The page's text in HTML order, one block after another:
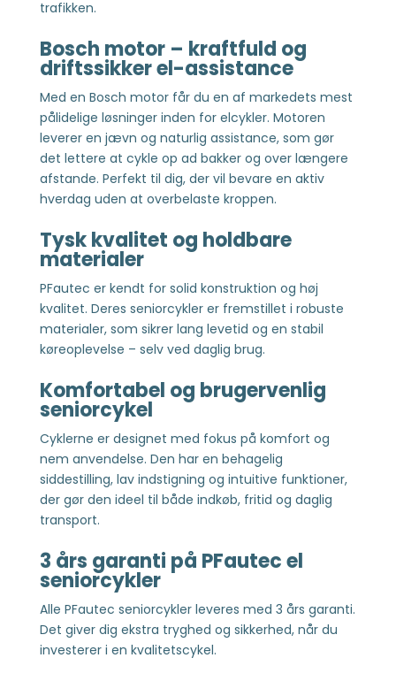
trafikken.
Bosch motor – kraftfuld og
driftssikker el-assistance
Med en Bosch motor får du en af markedets mest
pålidelige løsninger inden for elcykler. Motoren
leverer en jævn og naturlig assistance, som gør
det lettere at cykle op ad bakker og over længere
afstande. Perfekt til dig, der vil bevare en aktiv
hverdag uden at overbelaste kroppen.
Tysk kvalitet og holdbare
materialer
PFautec er kendt for solid konstruktion og høj
kvalitet. Deres seniorcykler er fremstillet i robuste
materialer, som sikrer lang levetid og en stabil
køreoplevelse – selv ved daglig brug.
Komfortabel og brugervenlig
seniorcykel
Cyklerne er designet med fokus på komfort og
nem anvendelse. Den har en behagelig
siddestilling, lav indstigning og intuitive funktioner,
der gør den ideel til både indkøb, fritid og daglig
transport.
3 års garanti på PFautec el
seniorcykler
Alle PFautec seniorcykler leveres med 3 års garanti.
Det giver dig ekstra tryghed og sikkerhed, når du
investerer i en kvalitetscykel.